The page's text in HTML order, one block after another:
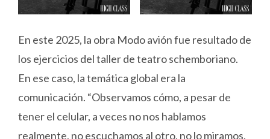
En este 2025, la obra Modo avión fue resultado de
los ejercicios del taller de teatro schemboriano.
En ese caso, la temática global era la
comunicación. “Observamos cómo, a pesar de
tener el celular, a veces no nos hablamos
realmente, no escuchamos al otro, no lo miramos.